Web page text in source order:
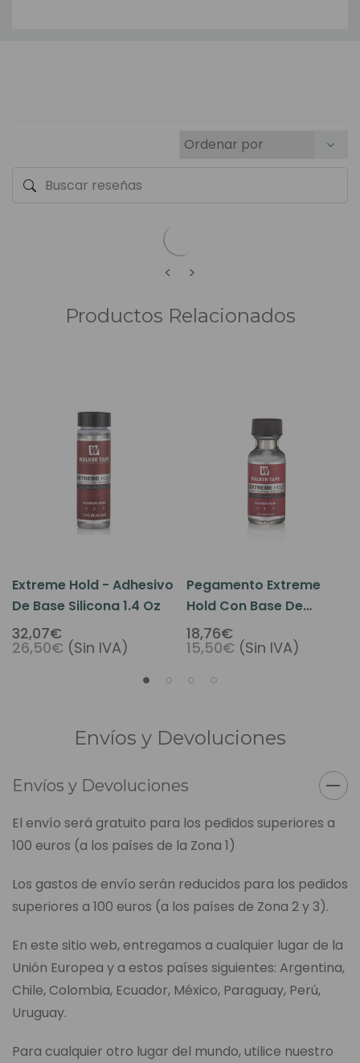
< >
Productos Relacionados
Extreme Hold - Adhesivo
De Base Silicona 1.4 Oz
32,07€
26,50€ (Sin IVA)
Pegamento Extreme
Hold Con Base De
Silicona 0.5 Oz
18,76€
15,50€ (Sin IVA)
Envíos y Devoluciones
Envíos y Devoluciones
El envío será gratuito para los pedidos superiores a
100 euros (a los países de la Zona 1)
Los gastos de envío serán reducidos para los pedidos
superiores a 100 euros (a los países de Zona 2 y 3).
En este sitio web, entregamos a cualquier lugar de la
Unión Europea y a estos países siguientes: Argentina,
Chile, Colombia, Ecuador, México, Paraguay, Perú,
Uruguay.
Para cualquier otro lugar del mundo, utilice nuestro